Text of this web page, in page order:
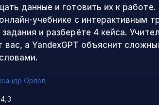
данные и готовить их к
учебнике с интерактивным
и разберёте 4 кейса.
вас, а YandexGPT объяснит
Орлов
4,3